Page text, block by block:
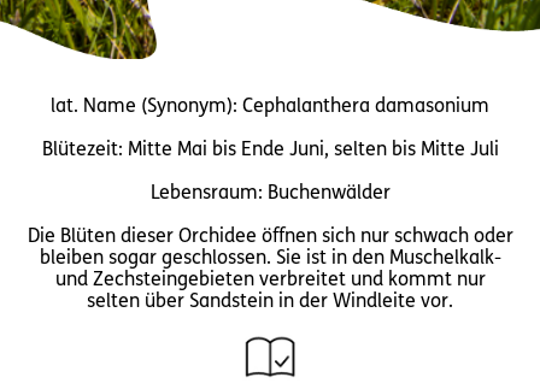
lat. Name (Synonym): Cephalanthera damasonium
Blütezeit: Mitte Mai bis Ende Juni, selten bis Mitte Juli
Lebensraum: Buchenwälder
Die Blüten dieser Orchidee öffnen sich nur schwach oder
bleiben sogar geschlossen. Sie ist in den Muschelkalk-
und Zechsteingebieten verbreitet und kommt nur
selten über Sandstein in der Windleite vor.